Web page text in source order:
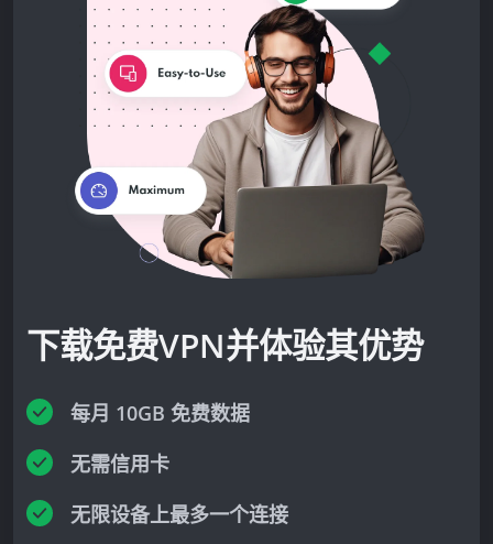
下载免费VPN并体验其优势
每月 10GB 免费数据
无需信用卡
无限设备上最多一个连接